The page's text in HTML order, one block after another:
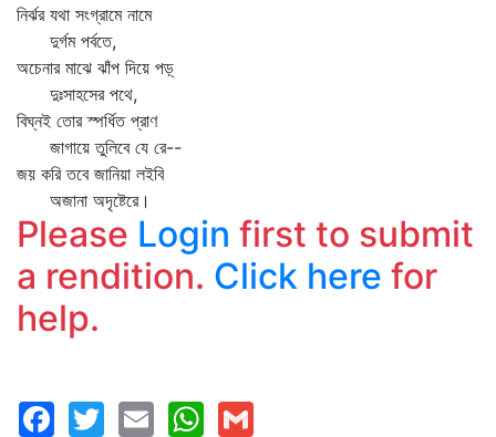
নির্ঝর যথা সংগ্রামে নামে
দুর্গম পর্বতে,
অচেনার মাঝে ঝাঁপ দিয়ে পড়্‌
দুঃসাহসের পথে,
বিঘ্নই তোর স্পর্ধিত প্রাণ
জাগায়ে তুলিবে যে রে--
জয় করি তবে জানিয়া লইবি
অজানা অদৃষ্টেরে।
Please Login first to submit
a rendition. Click here for
help.